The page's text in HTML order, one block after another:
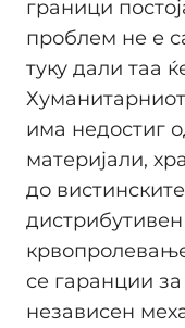
граници
проблем не е
туку дали таа
има недостиг
материјали,
до вистинските
се гаранции
независен